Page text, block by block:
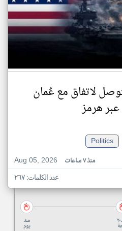
لاتفاق مع عُمان
هرمز
Politics
Aug 05, 2026
منذ ٧ ساعات
عدد الكلمات: ٢٦٧
منذ
يوم
منذ ٢٠